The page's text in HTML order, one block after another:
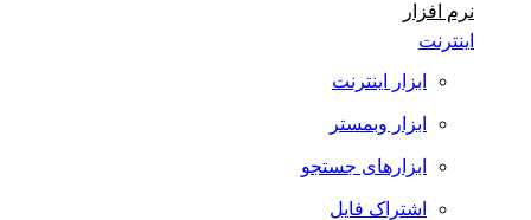
نرم افزار
اینترنت
ابزار اینترنت
ابزار وبمستر
ابزارهای جستجو
اشتراک فایل